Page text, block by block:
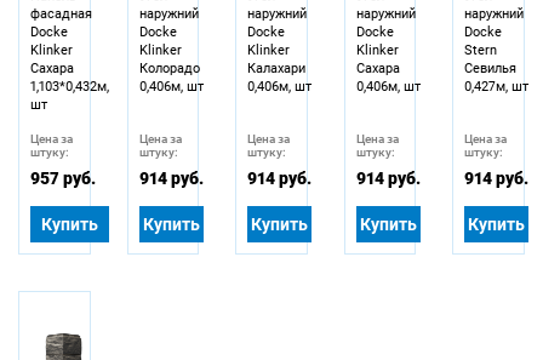
фасадная
Docke
Klinker
Сахара
1,103*0,432м,
шт
Цена за
штуку:
957 руб.
Купить
наружний
Docke
Klinker
Колорадо
0,406м, шт
Цена за
штуку:
914 руб.
Купить
наружний
Docke
Klinker
Калахари
0,406м, шт
Цена за
штуку:
914 руб.
Купить
наружний
Docke
Klinker
Сахара
0,406м, шт
Цена за
штуку:
914 руб.
Купить
наружний
Docke
Stern
Севилья
0,427м, шт
Цена за
штуку:
914 руб.
Купить